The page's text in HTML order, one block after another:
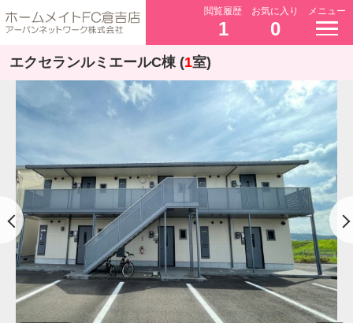
閲覧履歴
1
お気に入り
0
メニュー
エクセランルミエールC棟 (1室)